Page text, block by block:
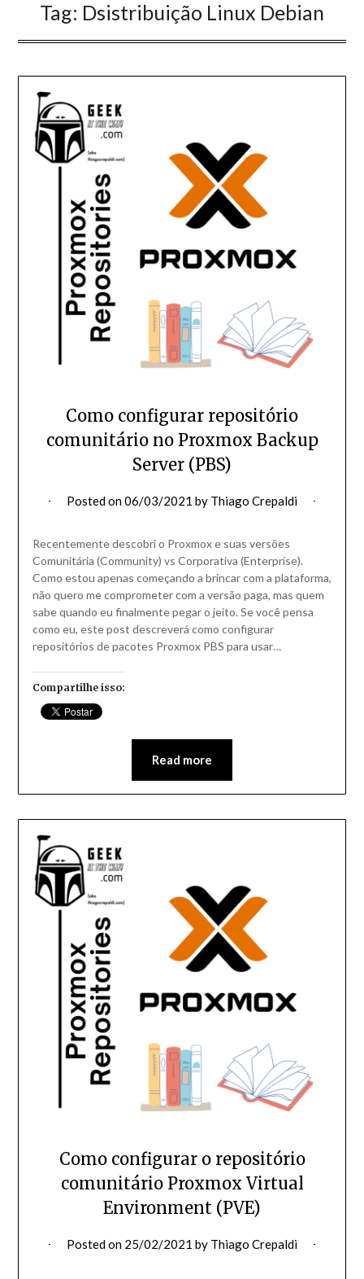
Tag: Dsistribuição Linux Debian
Como configurar repositório
comunitário no Proxmox Backup
Server (PBS)
Posted on06/03/2021 by Thiago Crepaldi
Recentemente descobri o Proxmox e suas versões
Comunitária (Community) vs Corporativa (Enterprise).
Como estou apenas começando a brincar com a plataforma,
não quero me comprometer com a versão paga, mas quem
sabe quando eu finalmente pegar o jeito. Se você pensa
como eu, este post descreverá como configurar
repositórios de pacotes Proxmox PBS para usar…
Compartilhe isso:
Read more
Como configurar o repositório
comunitário Proxmox Virtual
Environment (PVE)
Posted on 25/02/2021 by Thiago Crepaldi